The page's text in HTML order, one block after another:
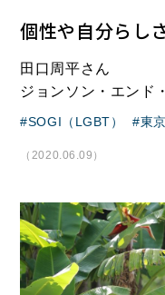
個性や自分らし
田口周平さん
ジョンソン・エンド
SOGI（LGBT） 東
（2020.06.09）